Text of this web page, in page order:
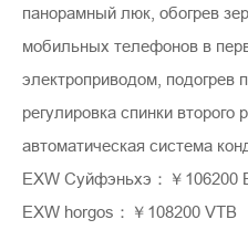
панорамный люк, обогрев
мобильных телефонов в
электроприводом, подогрев
регулировка спинки второго
автоматическая система
EXW Суйфэньхэ：￥106200
EXW horgos：￥108200 VTB